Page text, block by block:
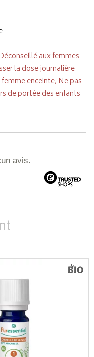
aux femmes
la dose journalière
enceinte, Ne pas
de portée des enfants
avis.